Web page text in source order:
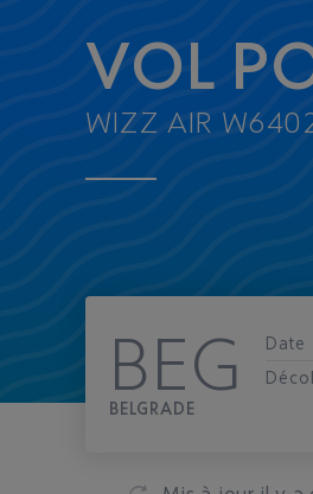
VOL
WIZZ AIR
BEG
BELGRADE
Date